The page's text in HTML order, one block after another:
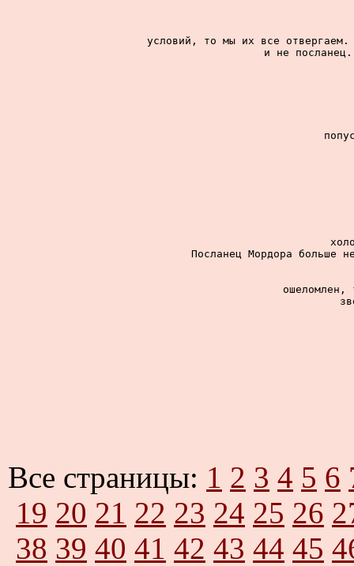
условий, то мы их все
и не
Посланец Мордора больше
ошеломлен,
Все страницы: 1 2 3 4 5 6
19 20 21 22 23 24 25 26
38 39 40 41 42 43 44 45